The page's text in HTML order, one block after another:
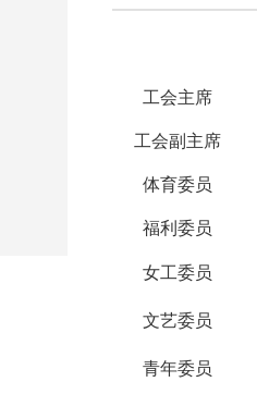
工会主席
工会副主席
体育委员
福利委员
女工委员
文艺委员
青年委员